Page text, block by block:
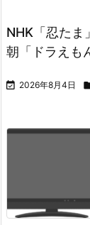
NHK「忍たま
朝「ドラえも
 2026年8月4日